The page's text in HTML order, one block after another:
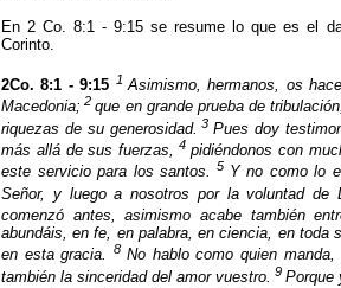
En 2 Co. 8:1 - 9:15 se resume lo que es el
Corinto.
2Co. 8:1 - 9:15 1 Asimismo, hermanos, os
Macedonia; 2 que en grande prueba de
riquezas de su generosidad. 3 Pues doy
más allá de sus fuerzas,
4 pidiéndonos con
este servicio para los santos. 5 Y no como lo
Señor, y luego a nosotros por la voluntad de
comenzó antes, asimismo acabe también
abundáis, en fe, en palabra, en ciencia, en toda
en esta gracia.
8 No hablo como quien
también la sinceridad del amor vuestro.
9 Porque